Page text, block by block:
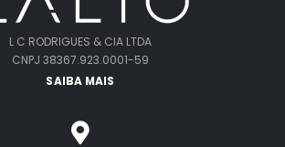
L C RODRIGUES & CIA LTDA
CNPJ 38367.923.0001-59
SAIBA MAIS